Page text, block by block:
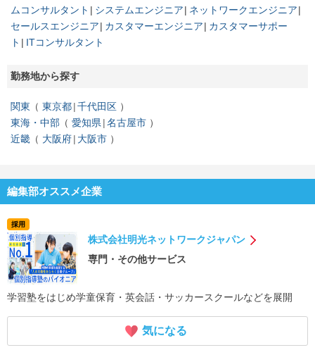
ムコンサルタント
システムエンジニア
ネットワークエンジニア
セールスエンジニア
カスタマーエンジニア
カスタマーサポー
ト
ITコンサルタント
勤務地から探す
関東 東京都 千代田区
東海・中部
愛知県 名古屋市
近畿
大阪府 大阪市
編集部オススメ企業
採用
株式会社明光ネットワークジャパン
専門・その他サービス
学習塾をはじめ学童保育・英会話・サッカースクールなどを展開
気になる